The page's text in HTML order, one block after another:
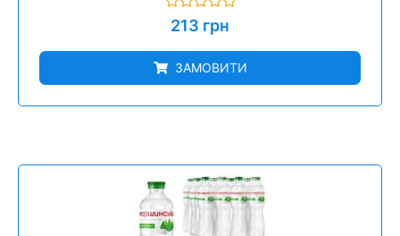
Оцінено
5
213 грн
ЗАМОВИТИ